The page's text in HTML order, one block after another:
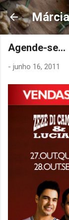
Agende-se...
- junho 16, 2011